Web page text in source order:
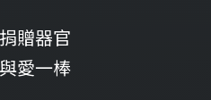
贈器官
愛一棒